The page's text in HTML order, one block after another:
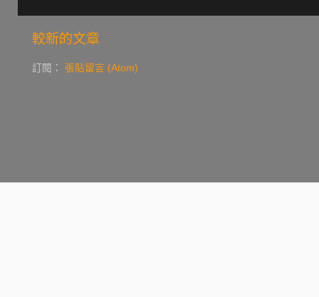
較新的文章
訂閱： 張貼留言 (Atom)